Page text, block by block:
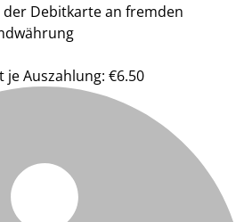
Debitkarte an fremden
je Auszahlung: €6.50